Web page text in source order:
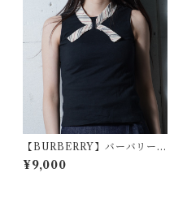
【BURBERRY】バーバリー
ノヴァチェックリボンノース
リーブカットソー black
¥9,000